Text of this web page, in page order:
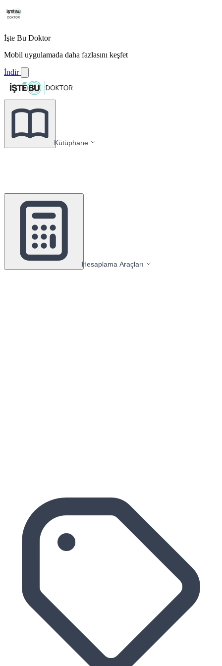
İşte Bu Doktor
Mobil uygulamada daha fazlasını keşfet
İndir
Kütüphane
Hesaplama Araçları